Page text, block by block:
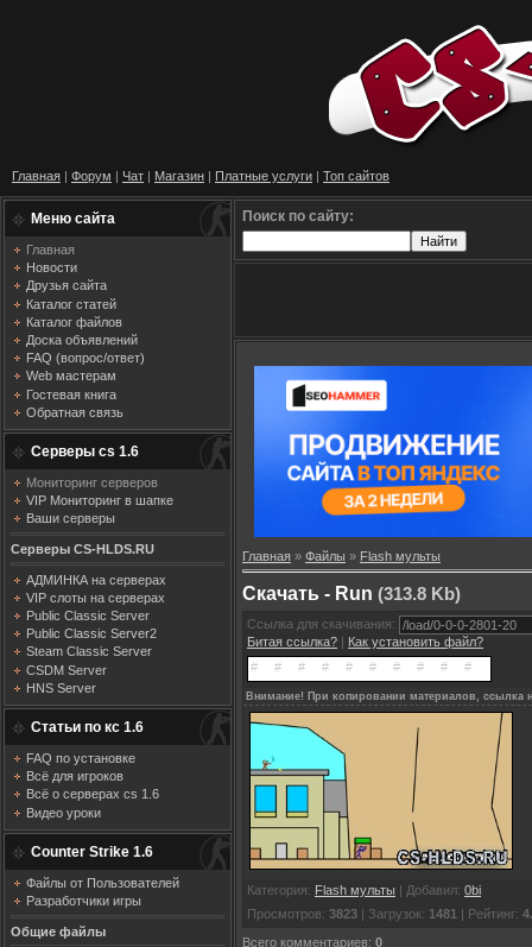
Главная | Форум | Чат | Магазин | Платные услуги | Топ сайтов
Меню сайта
Главная
Новости
Друзья сайта
Каталог статей
Каталог файлов
Доска объявлений
FAQ (вопрос/ответ)
Web мастерам
Гостевая книга
Обратная связь
Серверы cs 1.6
Мониторинг серверов
VIP Мониторинг в шапке
Ваши серверы
Серверы CS-HLDS.RU
АДМИНКА на серверах
VIP слоты на серверах
Public Classic Server
Public Classic Server2
Steam Classic Server
CSDM Server
HNS Server
Статьи по кс 1.6
FAQ по установке
Всё для игроков
Всё о серверах cs 1.6
Видео уроки
Counter Strike 1.6
Файлы от Пользователей
Разработчики игры
Общие файлы
Поиск по сайту:
Главная » Файлы » Flash мульты
Скачать - Run (313.8 Kb)
Ссылка для скачивания:
Битая ссылка? | Как установить файл?
Внимание! При копировании материалов, ссылка
Категория: Flash мульты | Добавил: 0bi
Просмотров: 3823 | Загрузок: 1481 | Рейтинг:
Всего комментариев: 0